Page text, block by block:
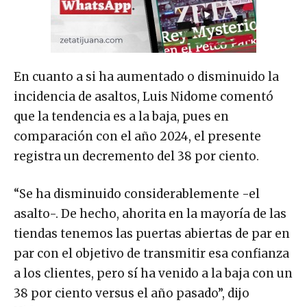
En cuanto a si ha aumentado o disminuido la
incidencia de asaltos, Luis Nidome comentó
que la tendencia es a la baja, pues en
comparación con el año 2024, el presente
registra un decremento del 38 por ciento.
“Se ha disminuido considerablemente -el
asalto-. De hecho, ahorita en la mayoría de las
tiendas tenemos las puertas abiertas de par en
par con el objetivo de transmitir esa confianza
a los clientes, pero sí ha venido a la baja con un
38 por ciento versus el año pasado”, dijo